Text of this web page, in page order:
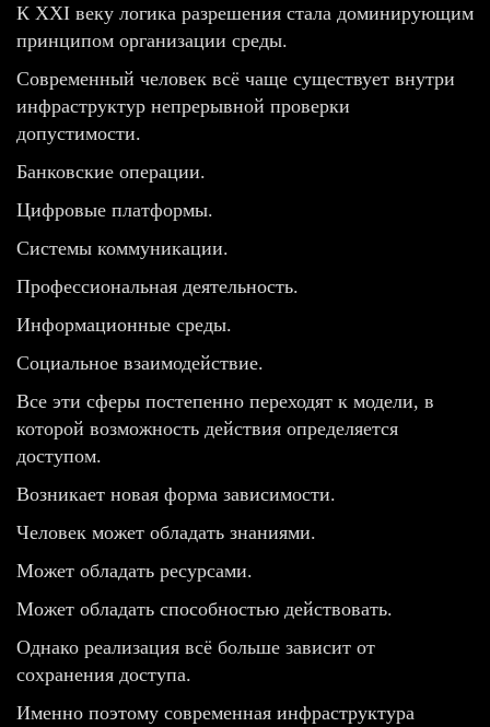
К XXI веку логика разрешения стала доминирующим
принципом организации среды.
Современный человек всё чаще существует внутри
инфраструктур непрерывной проверки
допустимости.
Банковские операции.
Цифровые платформы.
Системы коммуникации.
Профессиональная деятельность.
Информационные среды.
Социальное взаимодействие.
Все эти сферы постепенно переходят к модели, в
которой возможность действия определяется
доступом.
Возникает новая форма зависимости.
Человек может обладать знаниями.
Может обладать ресурсами.
Может обладать способностью действовать.
Однако реализация всё больше зависит от
сохранения доступа.
Именно поэтому современная инфраструктура